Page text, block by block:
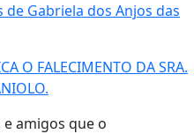
de Gabriela dos Anjos das
O FALECIMENTO DA SRA.
amigos que o